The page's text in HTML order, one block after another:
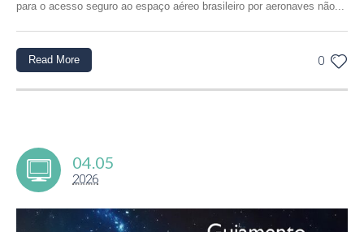
para o acesso seguro ao espaço aéreo brasileiro por aeronaves não...
0
Read More
04.05
2026